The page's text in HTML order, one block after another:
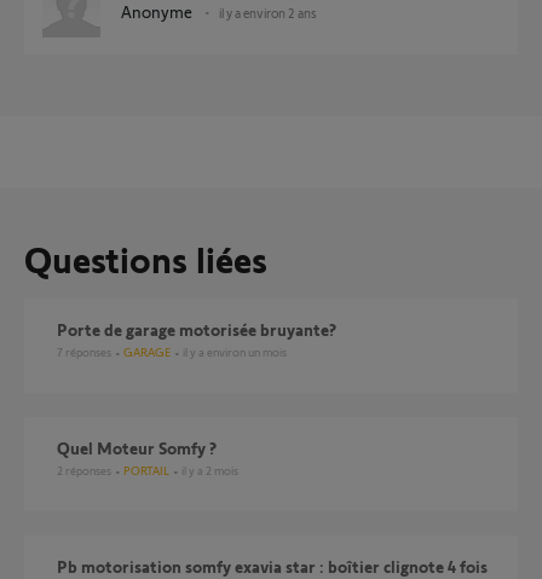
Anonyme il y a environ 2 ans
Questions liées
Porte de garage motorisée bruyante?
7 réponses GARAGE il y a environ un mois
Quel Moteur Somfy ?
2 réponses PORTAIL il y a 2 mois
Pb motorisation somfy exavia star : boîtier clignote 4 fois